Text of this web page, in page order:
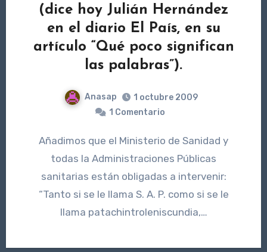
(dice hoy Julián Hernández
en el diario El País, en su
artículo “Qué poco significan
las palabras”).
Anasap
1 octubre 2009
1 Comentario
Añadimos que el Ministerio de Sanidad y
todas la Administraciones Públicas
sanitarias están obligadas a intervenir:
“Tanto si se le llama S. A. P. como si se le
llama patachintroleniscundia,…